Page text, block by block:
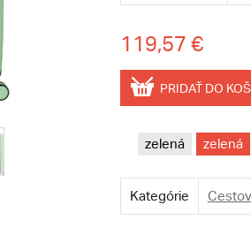
119,57 €
PRIDAŤ DO
zelená zelená
Kategórie